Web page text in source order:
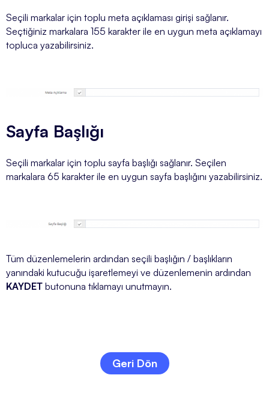
Seçili markalar için toplu meta açıklaması girişi sağlanır.
Seçtiğiniz markalara 155 karakter ile en uygun meta açıklamayı
topluca yazabilirsiniz.
Sayfa Başlığı
Seçili markalar için toplu sayfa başlığı sağlanır. Seçilen
markalara 65 karakter ile en uygun sayfa başlığını yazabilirsiniz.
Tüm düzenlemelerin ardından seçili başlığın / başlıkların
yanındaki kutucuğu işaretlemeyi ve düzenlemenin ardından
KAYDET butonuna tıklamayı unutmayın.
Geri Dön